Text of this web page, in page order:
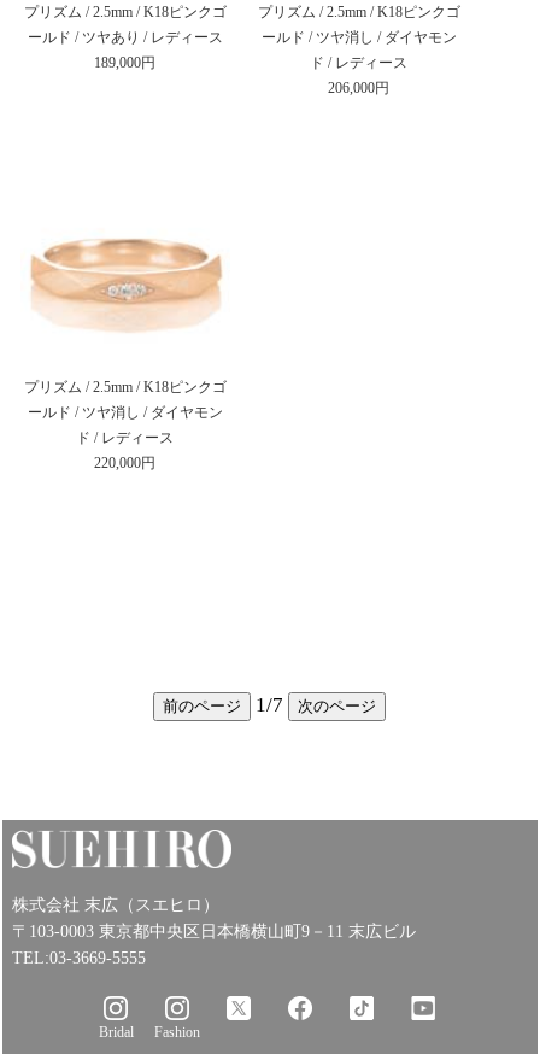
プリズム / 2.5mm / K18ピンクゴ
ールド / ツヤあり / レディース
189,000円
プリズム / 2.5mm / K18ピンクゴ
ールド / ツヤ消し / ダイヤモン
ド / レディース
206,000円
プリズム / 2.5mm / K18ピンクゴ
ールド / ツヤ消し / ダイヤモン
ド / レディース
220,000円
前のページ 1/7 次のページ
株式会社 末広（スエヒロ）
〒103-0003 東京都中央区日本橋横山町9－11 末広ビル
TEL:03-3669-5555
Bridal Fashion